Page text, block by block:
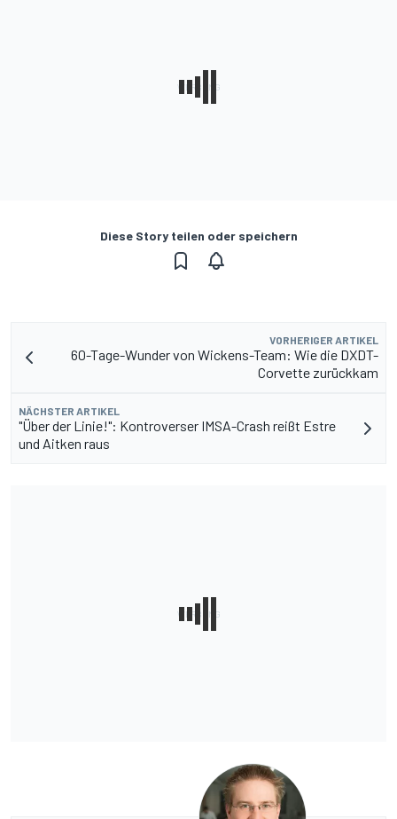
Diese Story teilen oder speichern
VORHERIGER ARTIKEL
60-Tage-Wunder von Wickens-Team: Wie die DXDT-
Corvette zurückkam
NÄCHSTER ARTIKEL
"Über der Linie!": Kontroverser IMSA-Crash reißt Estre
und Aitken raus